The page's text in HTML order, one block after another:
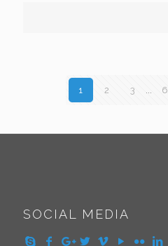
1 2 3 ... 6
SOCIAL MEDIA